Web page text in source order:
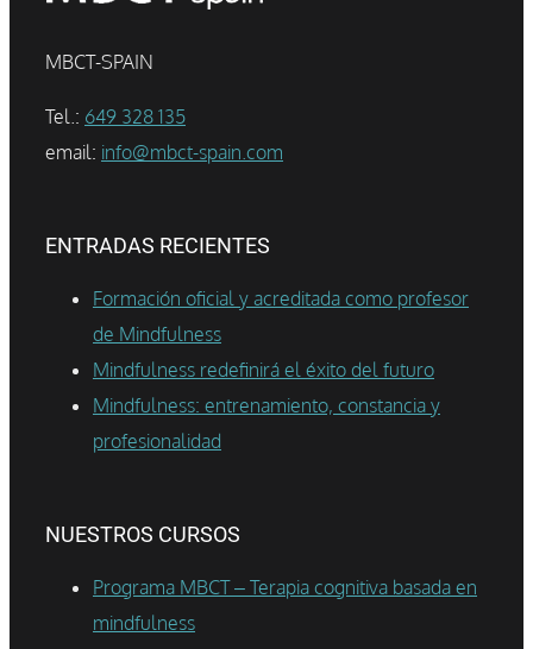
MBCT-SPAIN
Tel.: 649 328 135
email: info@mbct-spain.com
ENTRADAS RECIENTES
Formación oficial y acreditada como profesor
de Mindfulness
Mindfulness redefinirá el éxito del futuro
Mindfulness: entrenamiento, constancia y
profesionalidad
NUESTROS CURSOS
Programa MBCT – Terapia cognitiva basada en
mindfulness